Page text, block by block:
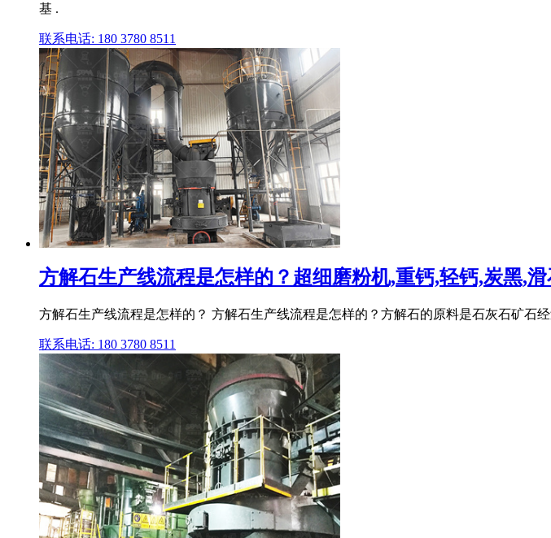
基 .
联系电话: 180 3780 8511
方解石生产线流程是怎样的？超细磨粉机,重钙,轻钙,炭黑,滑
方解石生产线流程是怎样的？ 方解石生产线流程是怎样的？方解石的原料是石灰石矿石
联系电话: 180 3780 8511